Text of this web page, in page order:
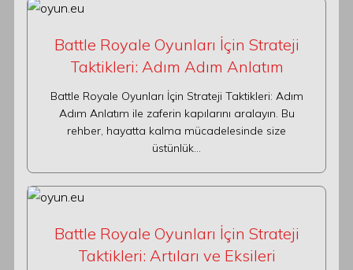
Battle Royale Oyunları İçin Strateji
Taktikleri: Adım Adım Anlatım
Battle Royale Oyunları İçin Strateji Taktikleri: Adım
Adım Anlatım ile zaferin kapılarını aralayın. Bu
rehber, hayatta kalma mücadelesinde size
üstünlük…
Battle Royale Oyunları İçin Strateji
Taktikleri: Artıları ve Eksileri